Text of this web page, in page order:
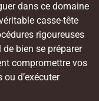
dans ce domaine
casse-tête
rigoureuses
bien se préparer
compromettre vos
d’exécuter